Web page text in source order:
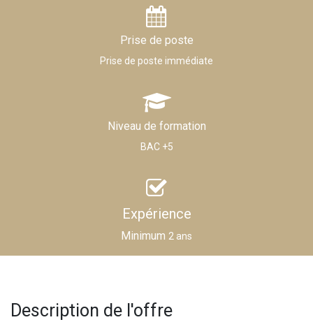
Prise de poste
Prise de poste immédiate
Niveau de formation
BAC +5
Expérience
Minimum 2 ans
Description de l'offre